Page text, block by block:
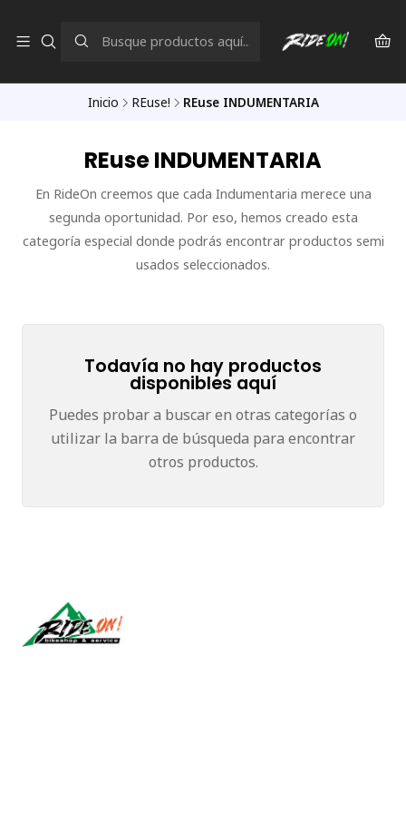
Inicio REuse! REuse INDUMENTARIA
REuse INDUMENTARIA
En RideOn creemos que cada Indumentaria merece una
segunda oportunidad. Por eso, hemos creado esta
categoría especial donde podrás encontrar productos semi
usados seleccionados.
Todavía no hay productos
disponibles aquí
Puedes probar a buscar en otras categorías o
utilizar la barra de búsqueda para encontrar
otros productos.